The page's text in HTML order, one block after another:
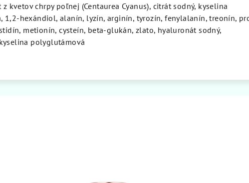
kvetov chrpy poľnej (Centaurea Cyanus), citrát sodný, kyselina
1,2-hexándiol, alanín, lyzín, arginín, tyrozín, fenylalanín, treonín,
metionín, cysteín, beta-glukán, zlato, hyaluronát sodný,
polyglutámová